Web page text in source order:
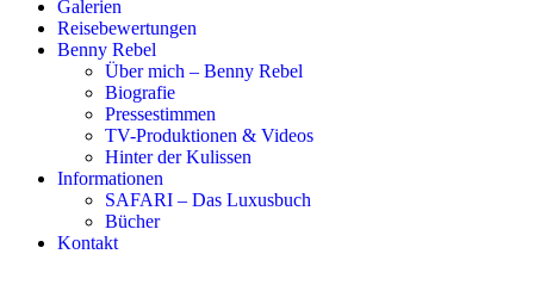
Galerien
Reisebewertungen
Benny Rebel
Über mich – Benny Rebel
Biografie
Pressestimmen
TV-Produktionen & Videos
Hinter der Kulissen
Informationen
SAFARI – Das Luxusbuch
Bücher
Kontakt